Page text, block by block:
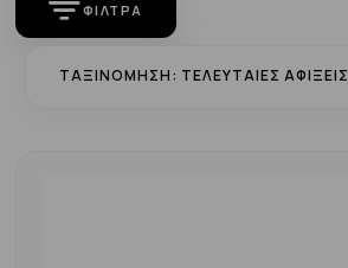
ΦΊΛΤΡΑ
ΤΑΞΙΝΌΜΗΣΗ: ΤΕΛΕΥΤΑΊΕΣ ΑΦΊΞΕΙΣ